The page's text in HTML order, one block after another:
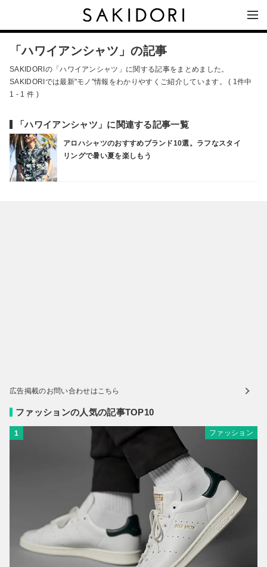
「ハワイアンシャツ」の記事
SAKIDORIの「ハワイアンシャツ」に関する記事をまとめました。
SAKIDORIでは最新"モノ"情報をわかりやすくご紹介しています。 ( 1件中
1 - 1 件 )
「ハワイアンシャツ」に関連する記事一覧
アロハシャツのおすすめブランド10選。ラフなスタイ
リングで暑い夏を楽しもう
広告掲載のお問い合わせはこちら
ファッションの人気の記事TOP10
1 ファッション